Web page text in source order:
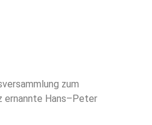
zum
ernannte Hans–Peter